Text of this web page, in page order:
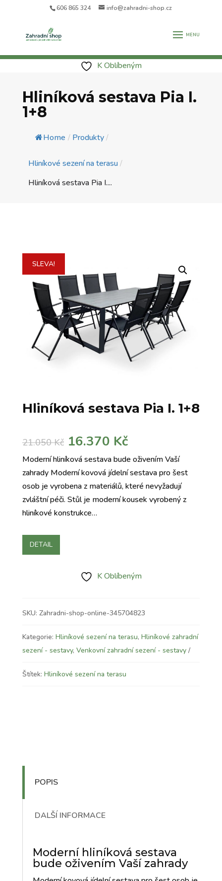
606 865 324 info@zahradni-shop.cz
K Oblíbeným
Hliníková sestava Pia I.
1+8
Home / Produkty/
Hliníkové sezení na terasu/
Hliníková sestava Pia I....
SLEVA!
Hliníková sestava Pia I. 1+8
21.050Kč Původní
cena
byla:
21.050 Kč.
16.370 KčAktuální
cena
je:
16.370 Kč.
Moderní hliníková sestava bude oživením Vaší
zahrady Moderní kovová jídelní sestava pro šest
osob je vyrobena z materiálů, které nevyžadují
zvláštní péči. Stůl je moderní kousek vyrobený z
hliníkové konstrukce…
DETAIL
K Oblíbeným
SKU: Zahradni-shop-online-345704823
Kategorie: Hliníkové sezení na terasu, Hliníkové zahradní
sezení - sestavy, Venkovní zahradní sezení - sestavy
Štítek: Hliníkové sezení na terasu
POPIS
DALŠÍ INFORMACE
Moderní hliníková sestava
bude oživením Vaší zahrady